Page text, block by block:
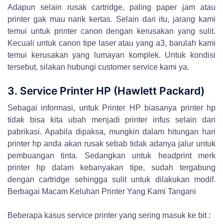
Adapun selain rusak cartridge, paling paper jam atau
printer gak mau narik kertas. Selain dari itu, jarang kami
temui untuk printer canon dengan kerusakan yang sulit.
Kecuali untuk canon tipe laser atau yang a3, barulah kami
temui kerusakan yang lumayan komplek. Untuk kondisi
tersebut, silakan hubungi customer service kami ya.
3. Service Printer HP (Hawlett Packard)
Sebagai informasi, untuk Printer HP biasanya printer hp
tidak bisa kita ubah menjadi printer infus selain dari
pabrikasi. Apabila dipaksa, mungkin dalam hitungan hari
printer hp anda akan rusak sebab tidak adanya jalur untuk
pembuangan tinta. Sedangkan untuk headprint merk
printer hp dalam kebanyakan tipe, sudah tergabung
dengan cartridge sehingga sulit untuk dilakukan modif.
Berbagai Macam Keluhan Printer Yang Kami Tangani
Beberapa kasus service printer yang sering masuk ke bit :